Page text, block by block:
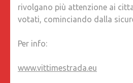
rivolgano più attenzione ai
votati, cominciando dalla
Per info:
www.vittimestrada.eu